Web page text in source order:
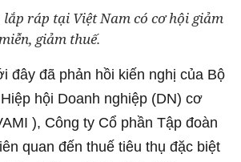
lắp ráp tại Việt Nam có cơ hội giảm
giảm thuế.
đây đã phản hồi kiến nghị của Bộ
hội Doanh nghiệp (DN) cơ
), Công ty Cổ phần Tập đoàn
quan đến thuế tiêu thụ đặc biệt